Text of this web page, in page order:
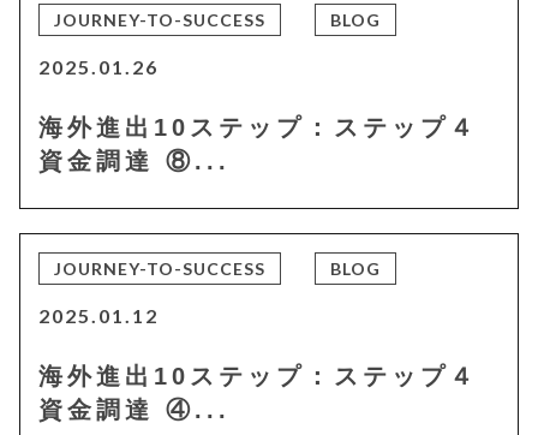
JOURNEY-TO-SUCCESS BLOG
2025.01.26
海外進出10ステップ：ステップ４
資金調達 ⑧...
JOURNEY-TO-SUCCESS BLOG
2025.01.12
海外進出10ステップ：ステップ４
資金調達 ④...